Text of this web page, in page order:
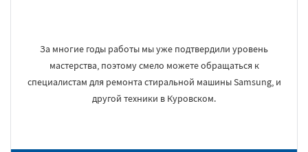
За многие годы работы мы уже подтвердили уровень
мастерства, поэтому смело можете обращаться к
специалистам для ремонта стиральной машины Samsung, и
другой техники в Куровском.